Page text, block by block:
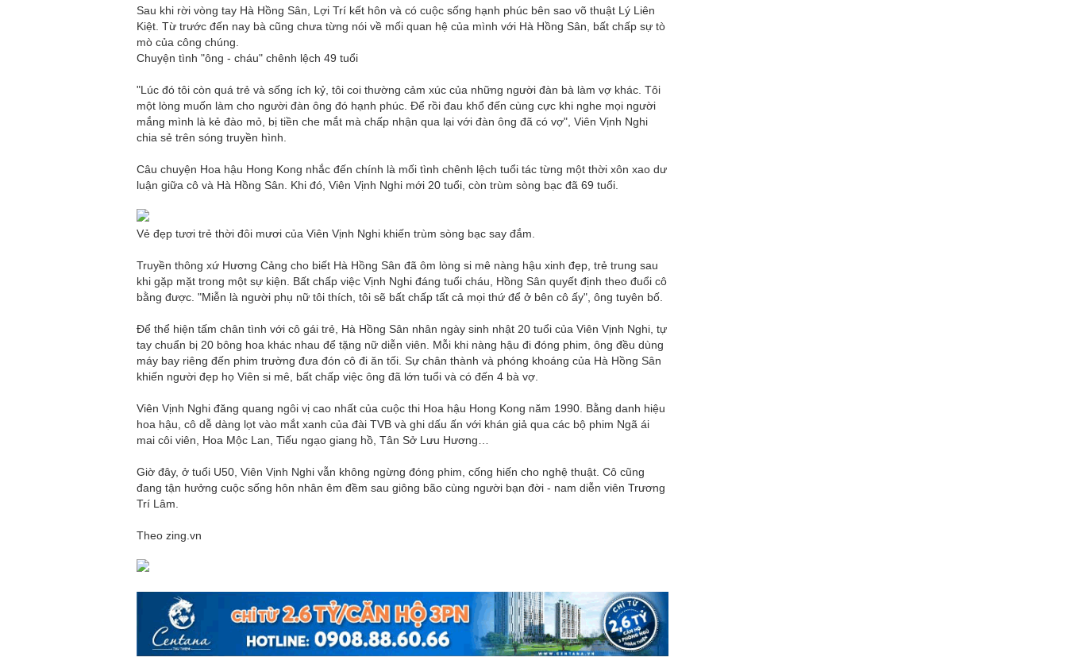
Sau khi rời vòng tay Hà Hồng Sân, Lợi Trí kết hôn và có cuộc sống hạnh phúc bên sao võ thuật Lý Liên
Kiệt. Từ trước đến nay bà cũng chưa từng nói về mối quan hệ của mình với Hà Hồng Sân, bất chấp sự tò
mò của công chúng.
Chuyện tình "ông - cháu" chênh lệch 49 tuổi
"Lúc đó tôi còn quá trẻ và sống ích kỷ, tôi coi thường cảm xúc của những người đàn bà làm vợ khác. Tôi
một lòng muốn làm cho người đàn ông đó hạnh phúc. Để rồi đau khổ đến cùng cực khi nghe mọi người
mắng mình là kẻ đào mỏ, bị tiền che mắt mà chấp nhận qua lại với đàn ông đã có vợ", Viên Vịnh Nghi
chia sẻ trên sóng truyền hình.
Câu chuyện Hoa hậu Hong Kong nhắc đến chính là mối tình chênh lệch tuổi tác từng một thời xôn xao dư
luận giữa cô và Hà Hồng Sân. Khi đó, Viên Vịnh Nghi mới 20 tuổi, còn trùm sòng bạc đã 69 tuổi.
Vẻ đẹp tươi trẻ thời đôi mươi của Viên Vịnh Nghi khiến trùm sòng bạc say đắm.
Truyền thông xứ Hương Cảng cho biết Hà Hồng Sân đã ôm lòng si mê nàng hậu xinh đẹp, trẻ trung sau
khi gặp mặt trong một sự kiện. Bất chấp việc Vịnh Nghi đáng tuổi cháu, Hồng Sân quyết định theo đuổi cô
bằng được. "Miễn là người phụ nữ tôi thích, tôi sẽ bất chấp tất cả mọi thứ để ở bên cô ấy", ông tuyên bố.
Để thể hiện tấm chân tình với cô gái trẻ, Hà Hồng Sân nhân ngày sinh nhật 20 tuổi của Viên Vịnh Nghi, tự
tay chuẩn bị 20 bông hoa khác nhau để tặng nữ diễn viên. Mỗi khi nàng hậu đi đóng phim, ông đều dùng
máy bay riêng đến phim trường đưa đón cô đi ăn tối. Sự chân thành và phóng khoáng của Hà Hồng Sân
khiến người đẹp họ Viên si mê, bất chấp việc ông đã lớn tuổi và có đến 4 bà vợ.
Viên Vịnh Nghi đăng quang ngôi vị cao nhất của cuộc thi Hoa hậu Hong Kong năm 1990. Bằng danh hiệu
hoa hậu, cô dễ dàng lọt vào mắt xanh của đài TVB và ghi dấu ấn với khán giả qua các bộ phim Ngã ái
mai côi viên, Hoa Mộc Lan, Tiếu ngạo giang hồ, Tân Sở Lưu Hương…
Giờ đây, ở tuổi U50, Viên Vịnh Nghi vẫn không ngừng đóng phim, cống hiến cho nghệ thuật. Cô cũng
đang tận hưởng cuộc sống hôn nhân êm đềm sau giông bão cùng người bạn đời - nam diễn viên Trương
Trí Lâm.
Theo zing.vn